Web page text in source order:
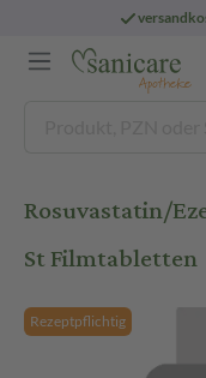
Rosuvastatin/
St Filmtabletten
Rezeptpflichtig